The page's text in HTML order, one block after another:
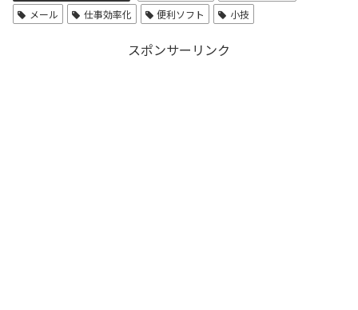
メール
仕事効率化 便利ソフト 小技
スポンサーリンク